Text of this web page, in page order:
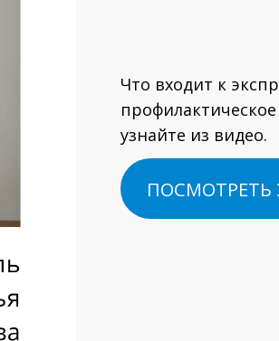
Что входит к
узнайте из видео.
ПОСМОТРЕТЬ